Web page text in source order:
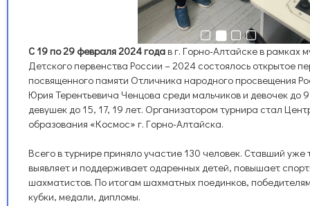
C 19 по 29 февраля 2024 года в г. Горно-Алтайске в рамках
Детского первенства России – 2024 состоялось открытое
посвященного памяти Отличника народного просвещения
Юрия Терентьевича Ченцова среди мальчиков и девочек до
девушек до 15, 17, 19 лет. Организатором турнира стал
образования «Космос» г. Горно-Алтайска.
Всего в турнире приняло участие 130 человек. Ставший
выявляет и поддерживает одаренных детей, повышает
шахматистов. По итогам шахматных поединков,
кубки, медали, дипломы.